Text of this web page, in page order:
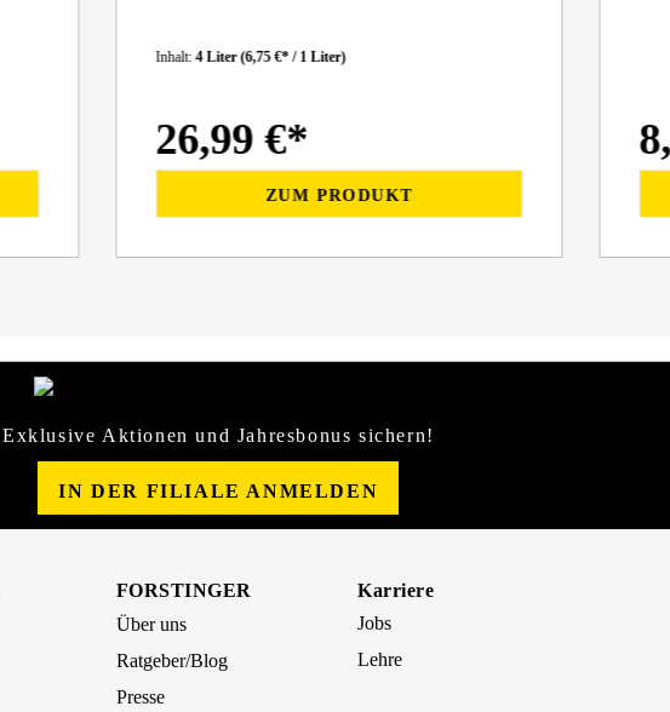
Inhalt:4 Liter(6,75 €* / 1 Liter)
26,99 €*
ZUM PRODUKT
Exklusive Aktionen und Jahresbonus sichern!
IN DER FILIALE ANMELDEN
FORSTINGER
Über uns
Ratgeber/Blog
Presse
Karriere
Jobs
Lehre